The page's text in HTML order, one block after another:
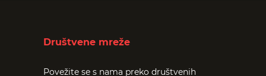
Društvene mreže
Povežite se s nama preko društvenih